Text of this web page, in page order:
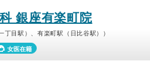
銀座有楽町院
目駅）、有楽町駅（日比谷駅））
女医在籍